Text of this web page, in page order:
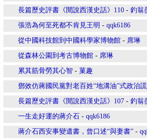
長篇歷史評書《閒說西漢史話》110 - 釣翁
張浩為何至死都不肯見王明 - qqk6186
從中國科技館到中國科學家博物館 - 席琳
從森林公園到考古博物館 - 席琳
累其筋骨勞其心智 - 菓趣
鄧效仿蔣國民黨對老百姓“地溝油”式政治
長篇歷史評書《閒說西漢史話》107 - 釣翁
一生走好運的蔣介石 - qqk6186
蔣介石西安事變遺書，曾口述“與妻書” -